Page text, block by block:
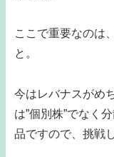
ここで重要なのは
と。
今はレバナスがめ
は”個別株”でなく
品ですので、挑戦